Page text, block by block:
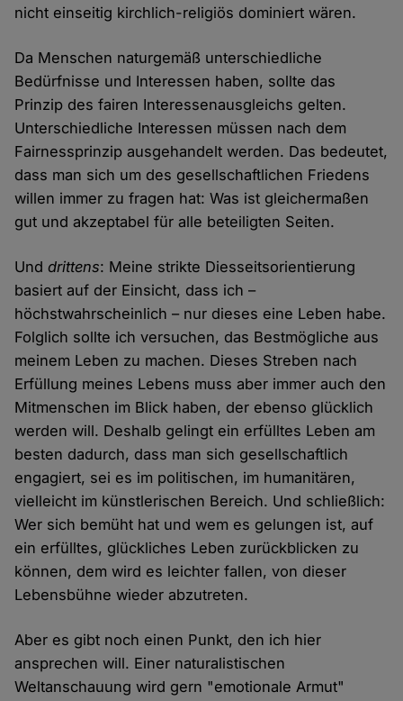
nicht einseitig kirchlich-religiös dominiert wären.
Da Menschen naturgemäß unterschiedliche
Bedürfnisse und Interessen haben, sollte das
Prinzip des fairen Interessenausgleichs gelten.
Unterschiedliche Interessen müssen nach dem
Fairnessprinzip ausgehandelt werden. Das bedeutet,
dass man sich um des gesellschaftlichen Friedens
willen immer zu fragen hat: Was ist gleichermaßen
gut und akzeptabel für alle beteiligten Seiten.
Unddrittens: Meine strikte Diesseitsorientierung
basiert auf der Einsicht, dass ich –
höchstwahrscheinlich – nur dieses eine Leben habe.
Folglich sollte ich versuchen, das Bestmögliche aus
meinem Leben zu machen. Dieses Streben nach
Erfüllung meines Lebens muss aber immer auch den
Mitmenschen im Blick haben, der ebenso glücklich
werden will. Deshalb gelingt ein erfülltes Leben am
besten dadurch, dass man sich gesellschaftlich
engagiert, sei es im politischen, im humanitären,
vielleicht im künstlerischen Bereich. Und schließlich:
Wer sich bemüht hat und wem es gelungen ist, auf
ein erfülltes, glückliches Leben zurückblicken zu
können, dem wird es leichter fallen, von dieser
Lebensbühne wieder abzutreten.
Aber es gibt noch einen Punkt, den ich hier
ansprechen will. Einer naturalistischen
Weltanschauung wird gern "emotionale Armut"